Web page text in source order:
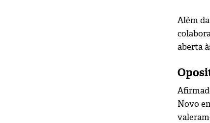
Além
aberta
Novo